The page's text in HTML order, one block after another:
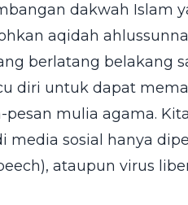
dakwah Islam
aqidah
berlatang belakang
diri untuk dapat
mulia agama.
sosial hanya
ataupun virus